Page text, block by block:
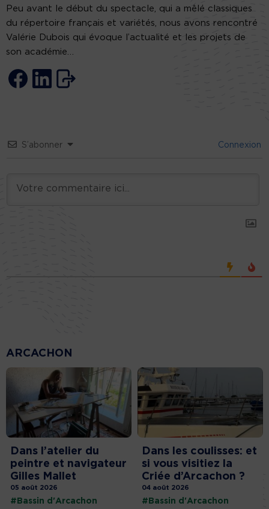
Peu avant le début du spectacle, qui a mêlé classiques
du répertoire français et variétés, nous avons rencontré
Valérie Dubois qui évoque l’actualité et les projets de
son académie…
S’abonner Connexion
ARCACHON
Dans l’atelier du
peintre et navigateur
Gilles Mallet
05 août 2026
#Bassin d'Arcachon
Dans les coulisses: et
si vous visitiez la
Criée d’Arcachon ?
04 août 2026
#Bassin d'Arcachon